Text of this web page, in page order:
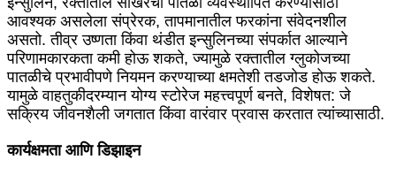
आवश्यक असलेला संप्रेरक, तापमानातील फरकांना संवेदनशील
असतो. तीव्र उष्णता किंवा थंडीत इन्सुलिनच्या संपर्कात आल्याने
परिणामकारकता कमी होऊ शकते, ज्यामुळे रक्तातील ग्लुकोजच्या
पातळीचे प्रभावीपणे नियमन करण्याच्या क्षमतेशी तडजोड होऊ शकते.
यामुळे वाहतुकीदरम्यान योग्य स्टोरेज महत्त्वपूर्ण बनते, विशेषत: जे
सक्रिय जीवनशैली जगतात किंवा वारंवार प्रवास करतात त्यांच्यासाठी.
कार्यक्षमता आणि डिझाइन